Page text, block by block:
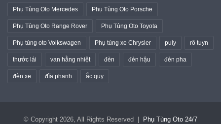
Phụ Tùng Oto Mercedes Phụ Tùng Oto Porsche
Phụ Tùng Oto Range Rover Phụ Tùng Oto Toyota
Phụ tùng oto Volkswagen Phụ tùng xe Chrysler puly rô tuyn
thước lái van hằng nhiệt đèn đèn hậu đèn pha
đèn xe đĩa phanh ắc quy
© Copyright 2026, All Rights Reserved | Phụ Tùng Oto 24/7